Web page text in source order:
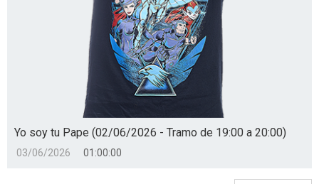
Yo soy tu Pape (02/06/2026 - Tramo de 19:00 a 20:00)
03/06/2026 01:00:00